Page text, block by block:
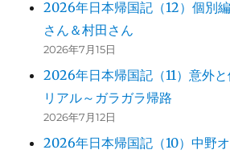
2026年日本帰国記（12）個別
さん＆村田さん
2026年7月15日
2026年日本帰国記（11）意外
リアル～ガラガラ帰路
2026年7月12日
2026年日本帰国記（10）中野